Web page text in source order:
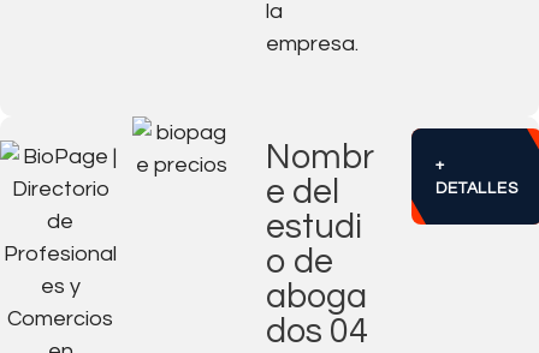
la
empresa.
Nombr
e del
estudi
o de
aboga
dos 04
+
DETALLES